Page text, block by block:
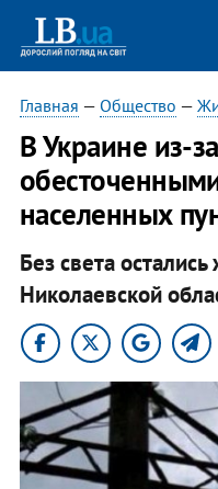
Главная — Общество —
В Украине из-
населенных
Без света
Николаевской